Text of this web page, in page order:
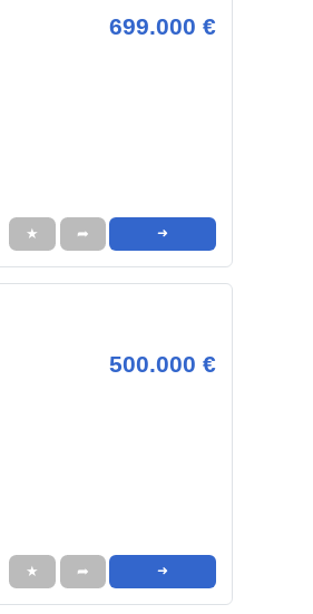
699.000 €
★ ➦ ➜
500.000 €
★ ➦ ➜